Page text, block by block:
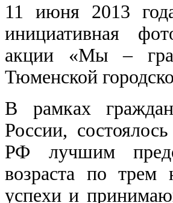
11 июня 2013
инициативная
акции «Мы –
Тюменской
В рамках
России,
РФ лучшим
возраста по трем
успехи и